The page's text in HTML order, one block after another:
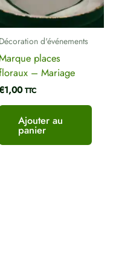
Décoration d'événements
places
– Mariage
1,00 TTC
Ajouter au
panier